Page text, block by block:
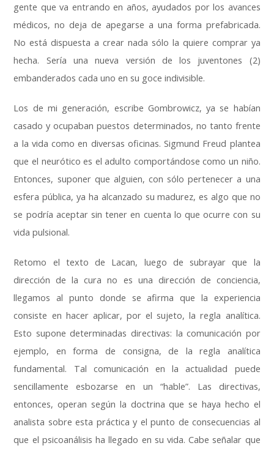
gente que va entrando en años, ayudados por los avances
médicos, no deja de apegarse a una forma prefabricada.
No está dispuesta a crear nada sólo la quiere comprar ya
hecha. Sería una nueva versión de los juventones (2)
embanderados cada uno en su goce indivisible.
Los de mi generación, escribe Gombrowicz, ya se habían
casado y ocupaban puestos determinados, no tanto frente
a la vida como en diversas oficinas. Sigmund Freud plantea
que el neurótico es el adulto comportándose como un niño.
Entonces, suponer que alguien, con sólo pertenecer a una
esfera pública, ya ha alcanzado su madurez, es algo que no
se podría aceptar sin tener en cuenta lo que ocurre con su
vida pulsional.
Retomo el texto de Lacan, luego de subrayar que la
dirección de la cura no es una dirección de conciencia,
llegamos al punto donde se afirma que la experiencia
consiste en hacer aplicar, por el sujeto, la regla analítica.
Esto supone determinadas directivas: la comunicación por
ejemplo, en forma de consigna, de la regla analítica
fundamental. Tal comunicación en la actualidad puede
sencillamente esbozarse en un “hable”. Las directivas,
entonces, operan según la doctrina que se haya hecho el
analista sobre esta práctica y el punto de consecuencias al
que el psicoanálisis ha llegado en su vida. Cabe señalar que